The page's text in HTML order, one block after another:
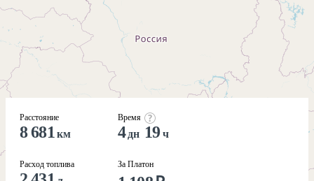
Расстояние
8 681 км
Расход топлива
Время
4 дн 19ч
За Платон